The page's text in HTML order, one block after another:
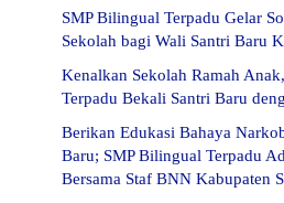
SMP Bilingual Terpadu Gelar
Sekolah bagi Wali Santri Baru
Kenalkan Sekolah Ramah
Terpadu Bekali Santri Baru
Berikan Edukasi Bahaya
Baru; SMP Bilingual Terpadu
Bersama Staf BNN Kabupaten